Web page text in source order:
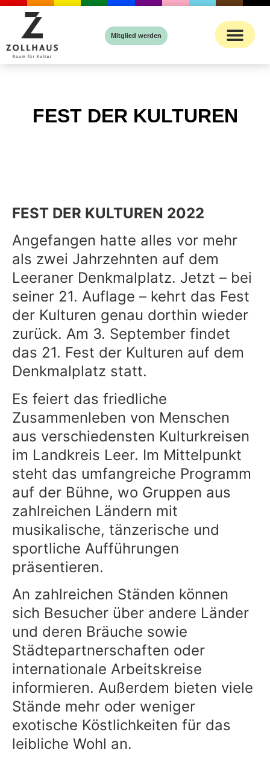
springen
Mitglied werden
FEST DER KULTUREN
FEST DER KULTUREN 2022
Angefangen hatte alles vor mehr
als zwei Jahrzehnten auf dem
Leeraner Denkmalplatz. Jetzt – bei
seiner 21. Auflage – kehrt das Fest
der Kulturen genau dorthin wieder
zurück. Am 3. September findet
das 21. Fest der Kulturen auf dem
Denkmalplatz statt.
Es feiert das friedliche
Zusammenleben von Menschen
aus verschiedensten Kulturkreisen
im Landkreis Leer. Im Mittelpunkt
steht das umfangreiche Programm
auf der Bühne, wo Gruppen aus
zahlreichen Ländern mit
musikalische, tänzerische und
sportliche Aufführungen
präsentieren.
An zahlreichen Ständen können
sich Besucher über andere Länder
und deren Bräuche sowie
Städtepartnerschaften oder
internationale Arbeitskreise
informieren. Außerdem bieten viele
Stände mehr oder weniger
exotische Köstlichkeiten für das
leibliche Wohl an.